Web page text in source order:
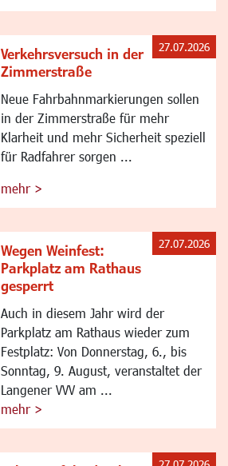
Verkehrsversuch in der
Zimmerstraße
Neue Fahrbahnmarkierungen sollen
in der Zimmerstraße für mehr
Klarheit und mehr Sicherheit speziell
für Radfahrer sorgen ...
mehr >
27.07.2026
Wegen Weinfest:
Parkplatz am Rathaus
gesperrt
Auch in diesem Jahr wird der
Parkplatz am Rathaus wieder zum
Festplatz: Von Donnerstag, 6., bis
Sonntag, 9. August, veranstaltet der
Langener VVV am ...
mehr >
27.07.2026